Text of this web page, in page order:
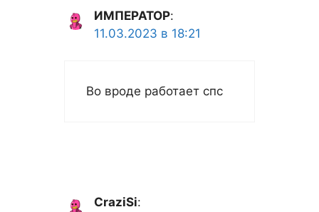
ИМПЕРАТОР:
11.03.2023 в 18:21
Во вроде работает спс
CraziSi: